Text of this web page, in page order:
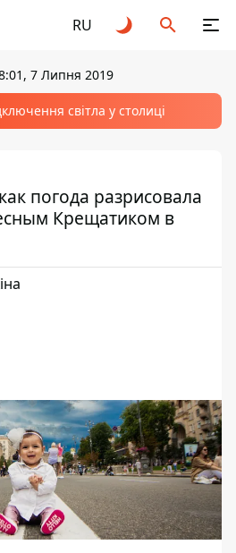
RU
7 Липня 2019
світла у столиці
погода разрисовала
Крещатиком в